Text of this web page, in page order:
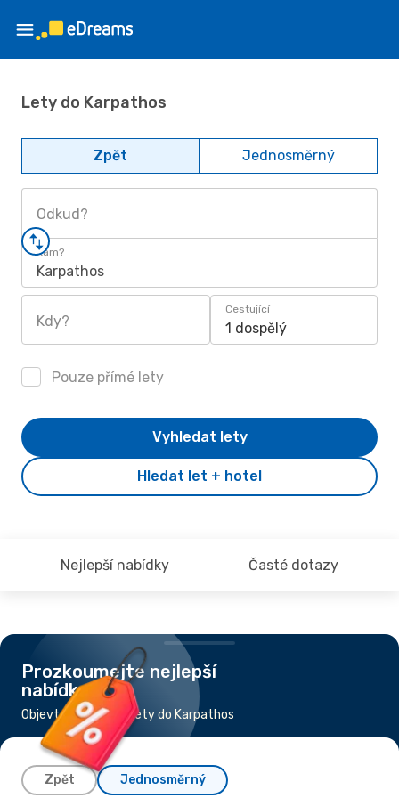
Lety do Karpathos
Zpět Jednosměrný
Odkud?
Kam?
Karpathos
Kdy?
Cestující
1 dospělý
Pouze přímé lety
Hledat let + hotel
Vyhledat lety
Nejlepší nabídky Časté dotazy
Prozkoumejte nejlepší
nabídky
Objevte nejlevnější lety do Karpathos
Zpět Jednosměrný